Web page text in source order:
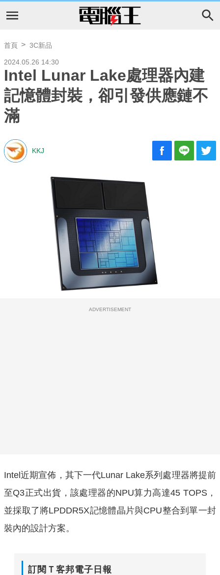
首頁 3C新品
2024.05.26 14:30
Intel Lunar Lake處理器內建
記憶體封裝，卻引發供應鏈不
滿
KKJ
ADVERTISEMENT
Intel近期宣佈，其下一代Lunar Lake系列處理器將提前
至Q3正式出貨，該處理器的NPU算力高達45 TOPS，
並採取了將LPDDR5X記憶體晶片與CPU整合到單一封
裝內的設計方案。
訂閱Ｔ客邦電子日報